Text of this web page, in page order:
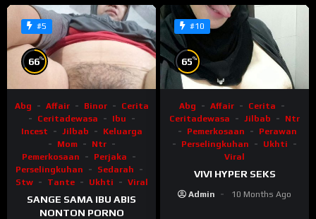
#5
66%
Abg Affair Binor
Cerita
Ceritadewasa
Ibu
Incest
Jilbab
Keluarga
Mom
Ntr
Pemerkosaan
Perjaka
Perselingkuhan
Sedarah
Stw
Tante Ukhti Viral
SANGE SAMA IBU ABIS
NONTON PORNO
#10
65%
Abg Affair
Cerita
Ceritadewasa
Jilbab
Ntr
Pemerkosaan
Perawan
Perselingkuhan
Ukhti
Viral
VIVI HYPER SEKS
Admin 10 Months Ago